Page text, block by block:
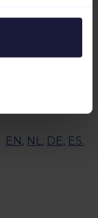
EN, NL, DE, ES.